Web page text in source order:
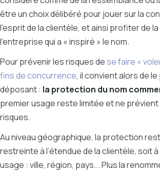
être un choix délibéré pour jouer sur la
l’esprit de la clientèle, et ainsi profiter de
l’entreprise qui a « inspiré » le nom.
Pour prévenir les risques dese faire «
fins de concurrence, il convient alors de
déposant : la protection du nom
premier usage reste limitée et ne
risques.
Au niveau géographique, la protection
restreinte à l’étendue de la clientèle, soit à
usage : ville, région, pays... Plus la